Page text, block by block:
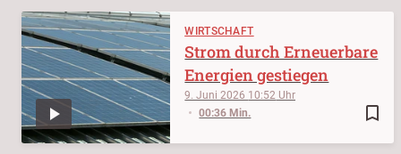
WIRTSCHAFT
bookmark_border
9. Juni 2026 10:52
00:36 Min.
Strom durch Erneuerbare
Energien gestiegen